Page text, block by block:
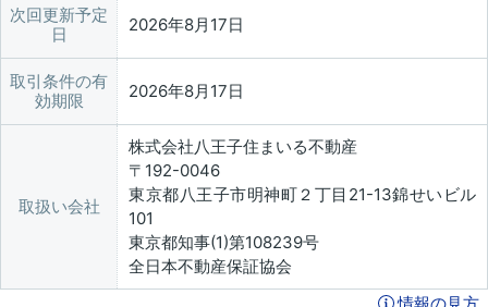
次回更新予定
日
2026年8月17日
取引条件の有
効期限
2026年8月17日
取扱い会社
株式会社八王子住まいる不動産
〒192-0046
東京都八王子市明神町２丁目21-13錦せいビル
101
東京都知事(1)第108239号
全日本不動産保証協会